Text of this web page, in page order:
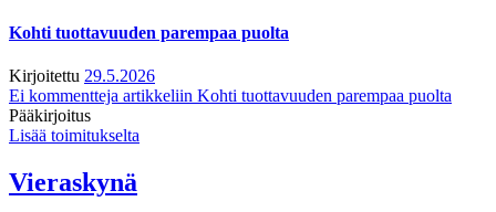
Kohti tuottavuuden parempaa puolta
Kirjoitettu 29.5.2026
Ei kommentteja artikkeliin Kohti tuottavuuden parempaa puolta
Pääkirjoitus
Lisää toimitukselta
Vieraskynä